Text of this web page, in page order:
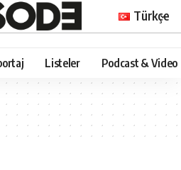
Türkçe
Listeler Podcast & Video